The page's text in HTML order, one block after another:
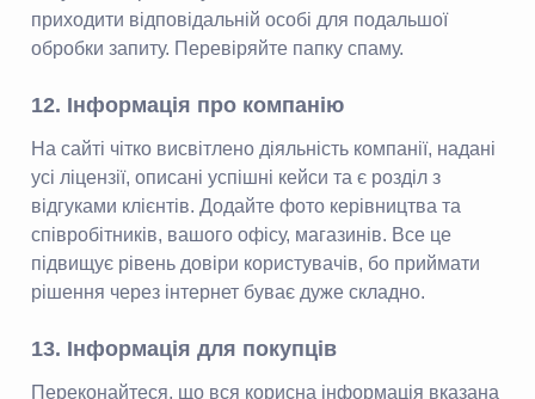
приходити відповідальній особі для подальшої
обробки запиту. Перевіряйте папку спаму.
12. Інформація про компанію
На сайті чітко висвітлено діяльність компанії, надані
усі ліцензії, описані успішні кейси та є розділ з
відгуками клієнтів. Додайте фото керівництва та
співробітників, вашого офісу, магазинів. Все це
підвищує рівень довіри користувачів, бо приймати
рішення через інтернет буває дуже складно.
13. Інформація для покупців
Переконайтеся, що вся корисна інформація вказана